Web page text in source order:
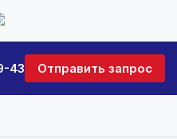
43 Отправить запрос